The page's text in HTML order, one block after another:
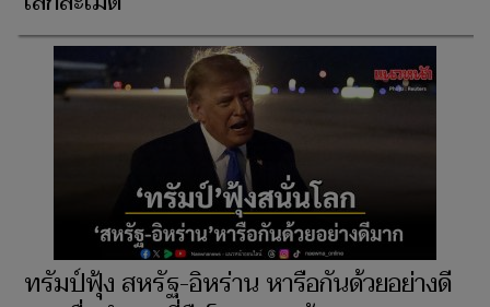
ทรัมป์ฟุ้ง สหรัฐ-อิหร่าน หารือกันด้วยอย่างดี